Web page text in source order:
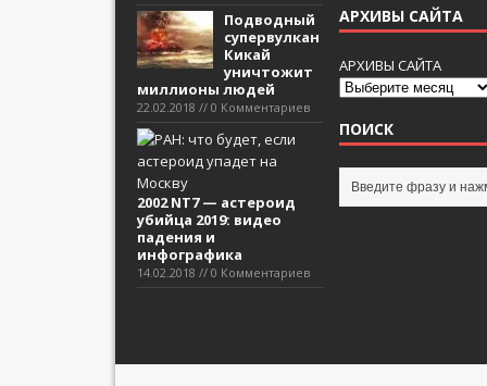
Подводный
супервулкан
Кикай
уничтожит
миллионы людей
22.02.2018 // 0 Комментариев
2002 NT7 — астероид
убийца 2019: видео
падения и
инфографика
14.02.2018 // 0 Комментариев
АРХИВЫ САЙТА
АРХИВЫ САЙТА
ПОИСК